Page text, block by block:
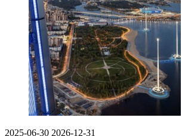
2025-06-30 2026-12-31